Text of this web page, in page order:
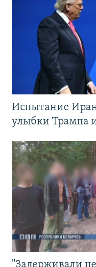
Испытание
улыбки Трампа
"Задерживали